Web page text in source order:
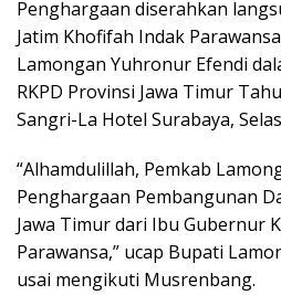
Penghargaan diserahkan
Jatim Khofifah Indak
Lamongan Yuhronur Efendi
RKPD Provinsi Jawa Timur
Sangri-La Hotel Surabaya,
“Alhamdulillah, Pemkab
Penghargaan Pembangunan
Jawa Timur dari Ibu Gubernur
Parawansa,” ucap Bupati
usai mengikuti Musrenbang.